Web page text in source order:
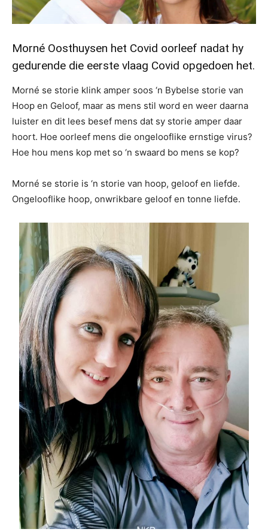
Morné Oosthuysen het Covid oorleef nadat hy
gedurende die eerste vlaag Covid opgedoen het.
Morné se storie klink amper soos ‘n Bybelse storie van
Hoop en Geloof, maar as mens stil word en weer daarna
luister en dit lees besef mens dat sy storie amper daar
hoort. Hoe oorleef mens die ongelooflike ernstige virus?
Hoe hou mens kop met so ‘n swaard bo mens se kop?
Morné se storie is ‘n storie van hoop, geloof en liefde.
Ongelooflike hoop, onwrikbare geloof en tonne liefde.